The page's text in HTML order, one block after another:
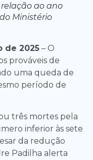
ao ano
Ministério
de 2025 – O
prováveis de
uma queda de
período de
três mortes pela
inferior às sete
da redução
Padilha alerta